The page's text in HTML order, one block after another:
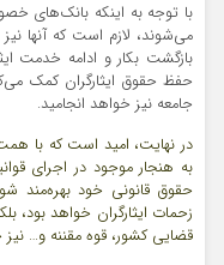
با توجه به اینکه بانک‌های
می‌شوند، لازم است که آنها
بازگشت بکار و ادامه خدمت
حفظ حقوق ایثارگران کمک
جامعه نیز خواهد انجامید.
در نهایت، امید است که با
به هنجار موجود در اجرای
حقوق قانونی خود بهره‌مند
زحمات ایثارگران خواهد
قضایی کشور، قوه مقننه و…